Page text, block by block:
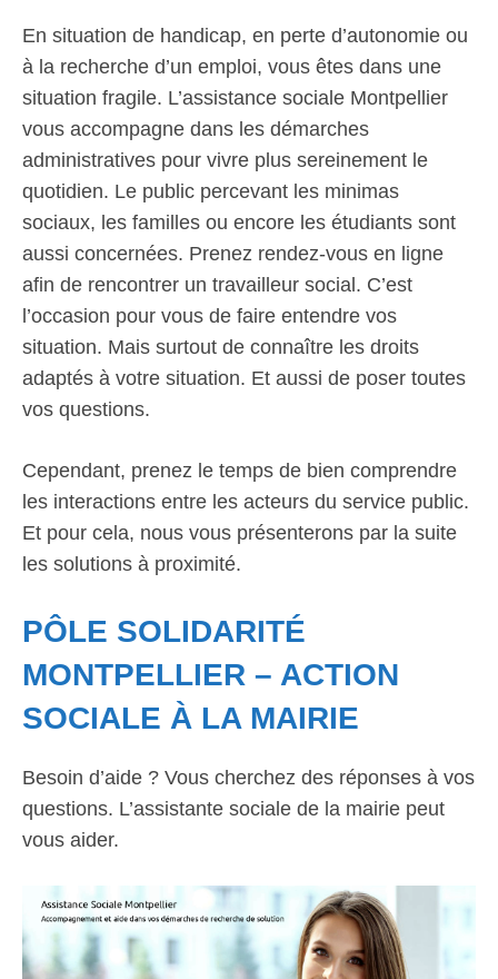
En situation de handicap, en perte d’autonomie ou
à la recherche d’un emploi, vous êtes dans une
situation fragile. L’assistance sociale Montpellier
vous accompagne dans les démarches
administratives pour vivre plus sereinement le
quotidien. Le public percevant les minimas
sociaux, les familles ou encore les étudiants sont
aussi concernées. Prenez rendez-vous en ligne
afin de rencontrer un travailleur social. C’est
l’occasion pour vous de faire entendre vos
situation. Mais surtout de connaître les droits
adaptés à votre situation. Et aussi de poser toutes
vos questions.
Cependant, prenez le temps de bien comprendre
les interactions entre les acteurs du service public.
Et pour cela, nous vous présenterons par la suite
les solutions à proximité.
PÔLE SOLIDARITÉ
MONTPELLIER – ACTION
SOCIALE À LA MAIRIE
Besoin d’aide ? Vous cherchez des réponses à vos
questions. L’assistante sociale de la mairie peut
vous aider.